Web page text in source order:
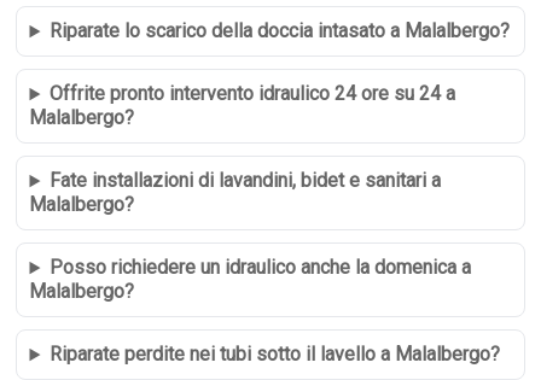
Riparate lo scarico della doccia intasato a Malalbergo?
Offrite pronto intervento idraulico 24 ore su 24 a
Malalbergo?
Fate installazioni di lavandini, bidet e sanitari a
Malalbergo?
Posso richiedere un idraulico anche la domenica a
Malalbergo?
Riparate perdite nei tubi sotto il lavello a Malalbergo?